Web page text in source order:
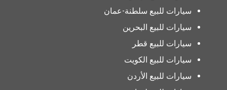
سيارات للبيع سلطنة-عمان
سيارات للبيع البحرين
سيارات للبيع قطر
سيارات للبيع الكويت
سيارات للبيع الأردن